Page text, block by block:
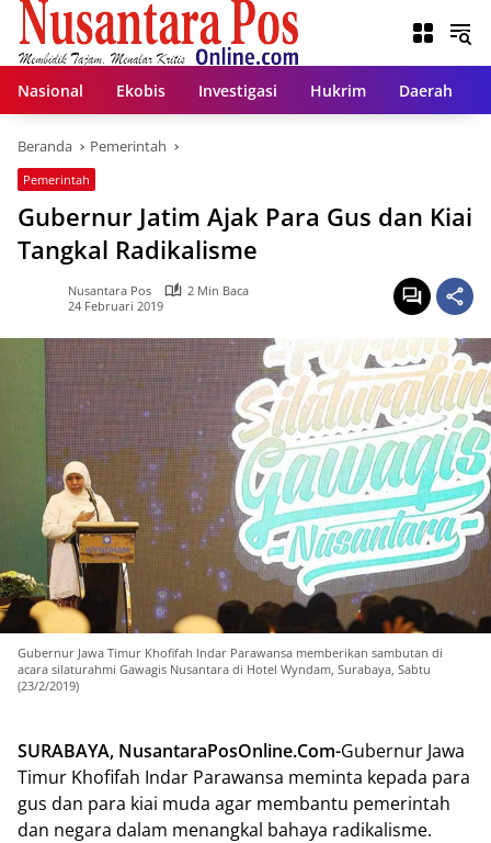
Langsung
konten
Nasional
Ekobis Investigasi Hukrim Daerah
Beranda Pemerintah
Pemerintah
Gubernur Jatim Ajak Para Gus dan Kiai
Tangkal Radikalisme
Nusantara Pos
2 Min Baca
24 Februari 2019
Gubernur Jawa Timur Khofifah Indar Parawansa memberikan sambutan di
acara silaturahmi Gawagis Nusantara di Hotel Wyndam, Surabaya, Sabtu
(23/2/2019)
SURABAYA, NusantaraPosOnline.Com-Gubernur Jawa
Timur Khofifah Indar Parawansa meminta kepada para
gus dan para kiai muda agar membantu pemerintah
dan negara dalam menangkal bahaya radikalisme.